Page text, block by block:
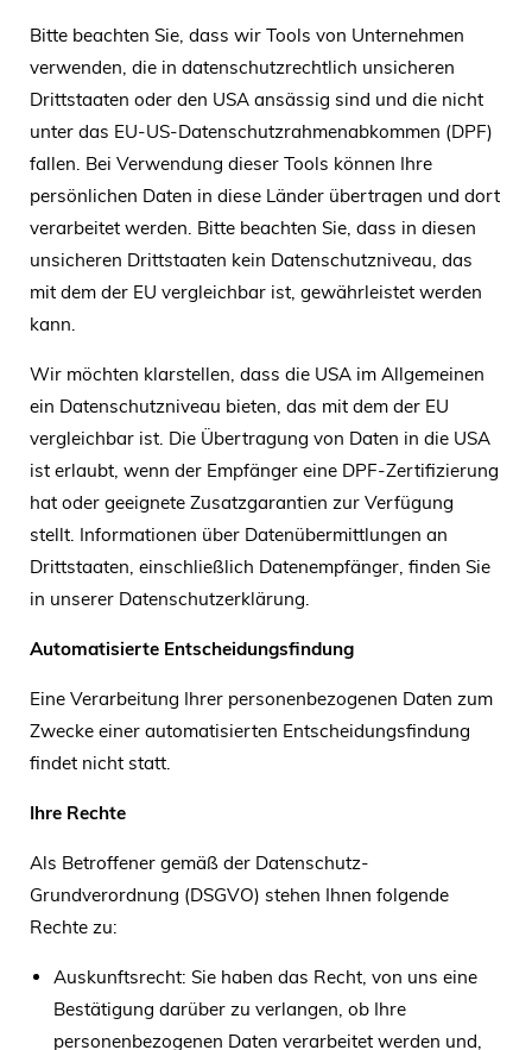
Bitte beachten Sie, dass wir Tools von Unternehmen
verwenden, die in datenschutzrechtlich unsicheren
Drittstaaten oder den USA ansässig sind und die nicht
unter das EU-US-Datenschutzrahmenabkommen (DPF)
fallen. Bei Verwendung dieser Tools können Ihre
persönlichen Daten in diese Länder übertragen und dort
verarbeitet werden. Bitte beachten Sie, dass in diesen
unsicheren Drittstaaten kein Datenschutzniveau, das
mit dem der EU vergleichbar ist, gewährleistet werden
kann.
Wir möchten klarstellen, dass die USA im Allgemeinen
ein Datenschutzniveau bieten, das mit dem der EU
vergleichbar ist. Die Übertragung von Daten in die USA
ist erlaubt, wenn der Empfänger eine DPF-Zertifizierung
hat oder geeignete Zusatzgarantien zur Verfügung
stellt. Informationen über Datenübermittlungen an
Drittstaaten, einschließlich Datenempfänger, finden Sie
in unserer Datenschutzerklärung.
Automatisierte Entscheidungsfindung
Eine Verarbeitung Ihrer personenbezogenen Daten zum
Zwecke einer automatisierten Entscheidungsfindung
findet nicht statt.
Ihre Rechte
Als Betroffener gemäß der Datenschutz-
Grundverordnung (DSGVO) stehen Ihnen folgende
Rechte zu:
Auskunftsrecht: Sie haben das Recht, von uns eine
Bestätigung darüber zu verlangen, ob Ihre
personenbezogenen Daten verarbeitet werden und,